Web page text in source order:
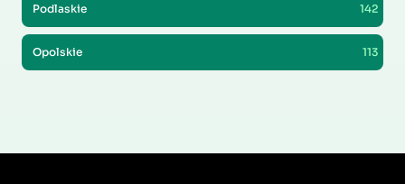
Podlaskie 142
Opolskie 113